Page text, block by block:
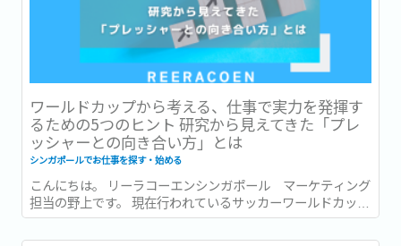
ワールドカップから考える、仕事で実力を発揮す
るための5つのヒント 研究から見えてきた「プレ
ッシャーとの向き合い方」とは
シンガポールでお仕事を探す・始める
こんにちは。 リーラコーエンシンガポール マーケティング
担当の野上です。 現在行われているサッカーワールドカッ
プ、いよいよ残すところ数試合となりました！ 本記事がリリ
ースされる頃には準決勝の結果が出ている頃。...